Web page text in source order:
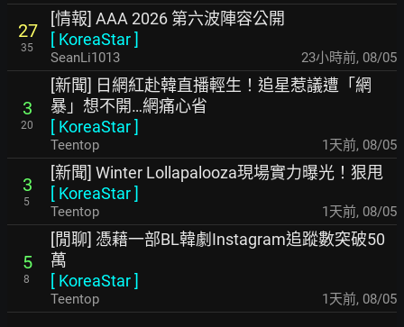
27
35
[情報] AAA 2026 第六波陣容公開
[ KoreaStar]
SeanLi1013 23小時前, 08/05
3
20
[新聞] 日網紅赴韓直播輕生！追星惹議遭「網
暴」想不開…網痛心省
[ KoreaStar]
Teentop 1天前, 08/05
3
5
[新聞] Winter Lollapalooza現場實力曝光！狠甩
[ KoreaStar]
Teentop 1天前, 08/05
5
8
[閒聊] 憑藉一部BL韓劇Instagram追蹤數突破50
萬
[ KoreaStar]
Teentop 1天前, 08/05